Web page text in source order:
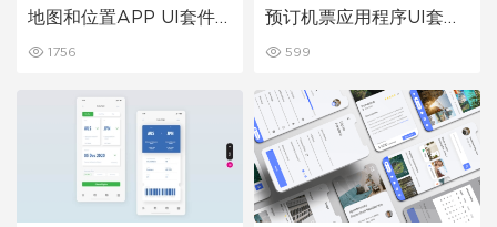
地图和位置APP UI套件
1756
预订机票应用程序UI套件
599